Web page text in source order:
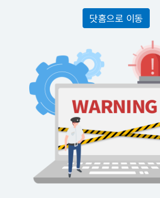
닷홈으로 이동